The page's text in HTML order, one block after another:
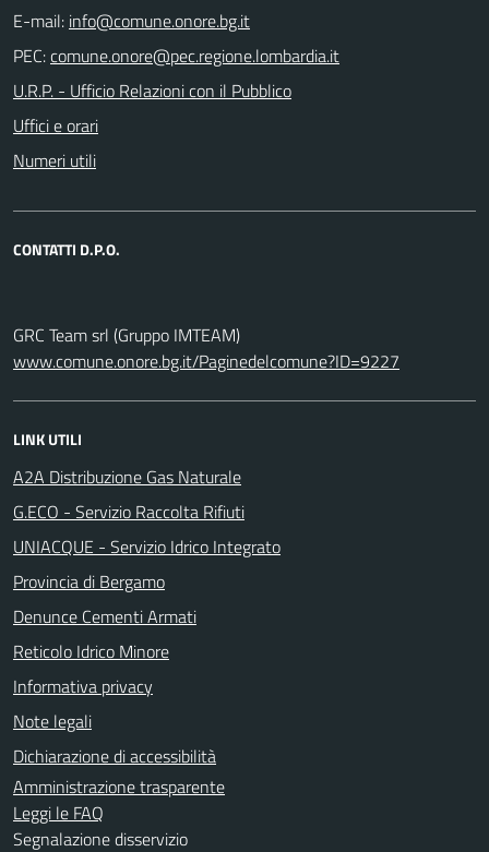
E-mail:
PEC:
U.R.P. - Ufficio Relazioni con il Pubblico
Uffici e orari
Numeri utili
CONTATTI D.P.O.
GRC Team srl (Gruppo IMTEAM)
www.comune.onore.bg.it/Paginedelcomune?ID=9227
LINK UTILI
A2A Distribuzione Gas Naturale
G.ECO - Servizio Raccolta Rifiuti
UNIACQUE - Servizio Idrico Integrato
Provincia di Bergamo
Denunce Cementi Armati
Reticolo Idrico Minore
Informativa privacy
Note legali
Dichiarazione di accessibilità
Amministrazione trasparente
Leggi le FAQ
Segnalazione disservizio